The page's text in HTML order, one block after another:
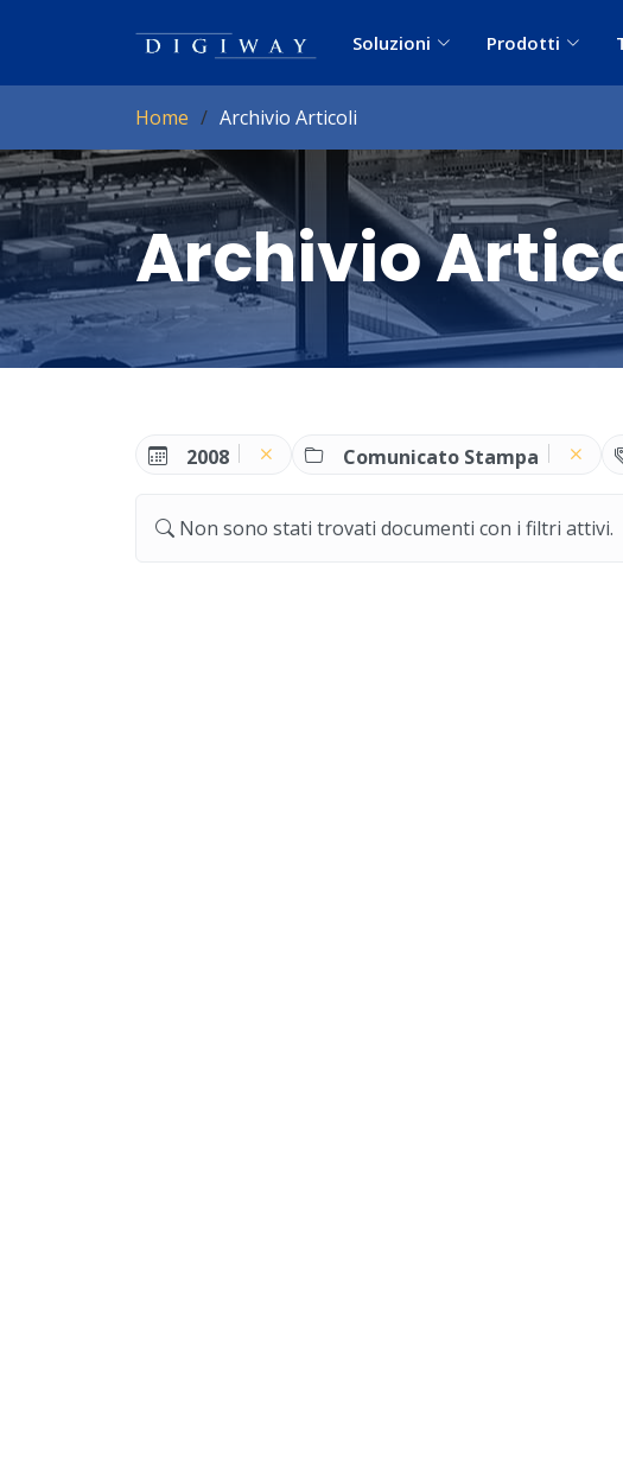
Soluzioni Prodotti
Home Archivio Articoli
Archivio
2008 Comunicato Stampa
Non sono stati trovati documenti con i filtri attivi.